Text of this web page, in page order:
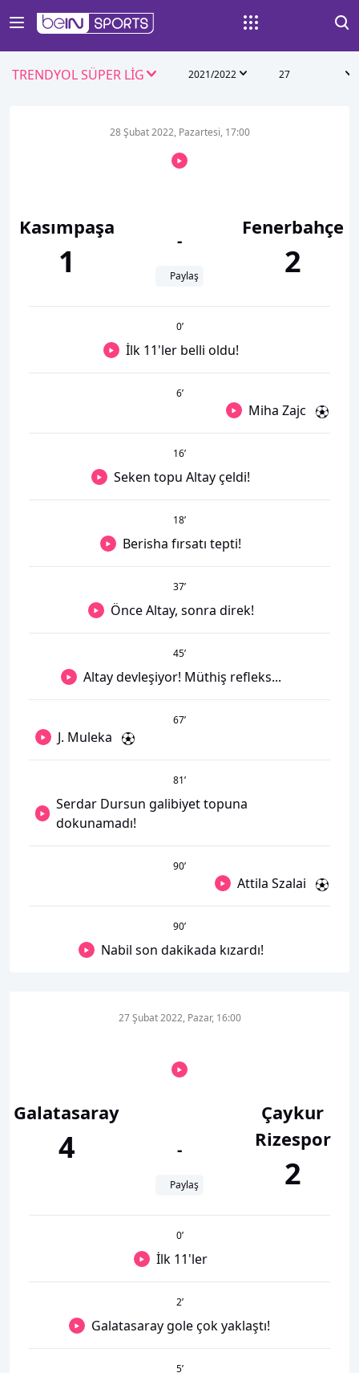
TRENDYOL SÜPER LİG 2021/2022 27
Kasımpaşa
1
28 Şubat 2022, Pazartesi, 17:00
-
Paylaş
Fenerbahçe
2
0’
İlk 11'ler belli oldu!
6’
Miha Zajc
16’
Seken topu Altay çeldi!
18’
Berisha fırsatı tepti!
37’
Önce Altay, sonra direk!
45’
Altay devleşiyor! Müthiş refleks...
67’
J. Muleka
81’
Serdar Dursun galibiyet topuna
dokunamadı!
90’
Attila Szalai
90’
Nabil son dakikada kızardı!
Galatasaray
4
27 Şubat 2022, Pazar, 16:00
-
Paylaş
Çaykur
Rizespor
2
0’
İlk 11'ler
2’
Galatasaray gole çok yaklaştı!
5’